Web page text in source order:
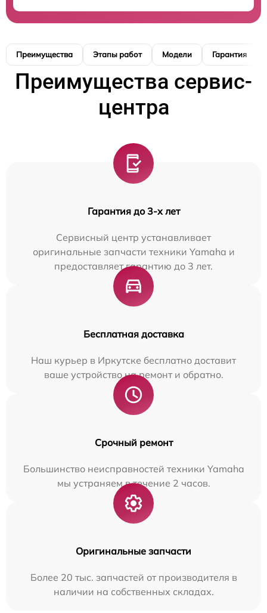
Преимущества Этапы работ Модели Гарантия
Преимущества сервис-
центра
Гарантия до 3-х лет
Сервисный центр устанавливает
оригинальные запчасти техники Yamaha и
предоставляет гарантию до 3 лет.
Бесплатная доставка
Наш курьер в Иркутске бесплатно доставит
ваше устройство на ремонт и обратно.
Срочный ремонт
Большинство неисправностей техники Yamaha
мы устраняем в течение 2 часов.
Оригинальные запчасти
Более 20 тыс. запчастей от производителя в
наличии на собственных складах.